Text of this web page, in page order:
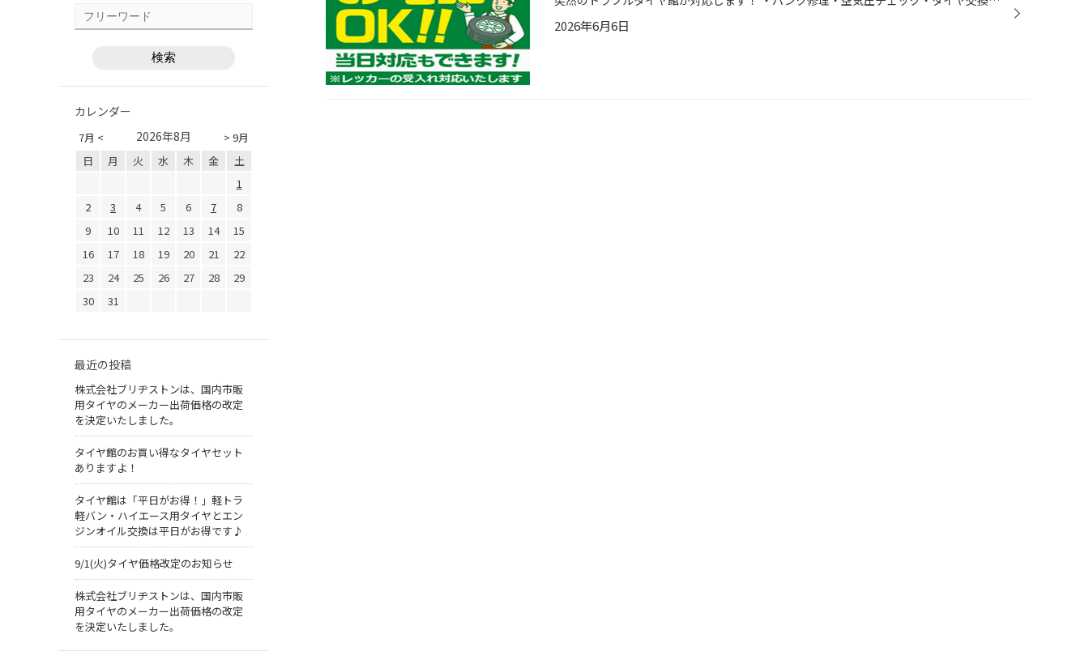
2026年6月6日
カレンダー
7月 < > 9月
2026年8月
日 月 火 水 木 金
土
1
2
3 4 5 6 7
8
9
10 11 12 13 14
15
16
17 18 19 20 21
22
23
24 25 26 27 28
29
30
31
最近の投稿
株式会社ブリヂストンは、国内市販
用タイヤのメーカー出荷価格の改定
を決定いたしました。
タイヤ館のお買い得なタイヤセット
ありますよ！
タイヤ館は「平日がお得！」軽トラ
軽バン・ハイエース用タイヤとエン
ジンオイル交換は平日がお得です♪
9/1(火)タイヤ価格改定のお知らせ
株式会社ブリヂストンは、国内市販
用タイヤのメーカー出荷価格の改定
を決定いたしました。